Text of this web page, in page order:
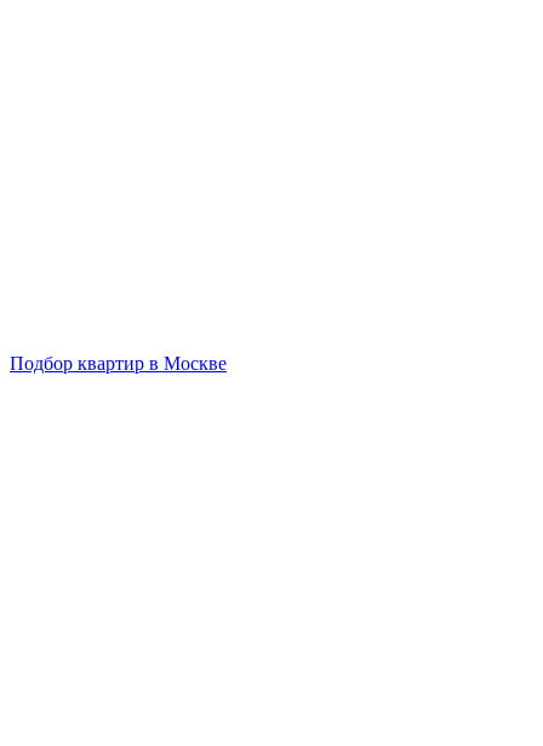
Подбор квартир в Москве